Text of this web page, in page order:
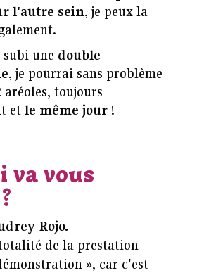
l'autre sein, je peux la
subi une double
, je pourrai sans problème
toujours
et le même jour!
va vous
Rojo.
de la prestation
», car c'est